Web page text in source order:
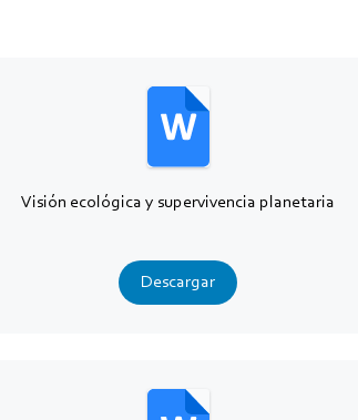
Visión ecológica y supervivencia planetaria
Descargar